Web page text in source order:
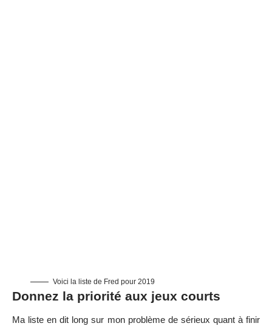
Voici la liste de Fred pour 2019
Donnez la priorité aux jeux courts
Ma liste en dit long sur mon problème de sérieux quant à finir